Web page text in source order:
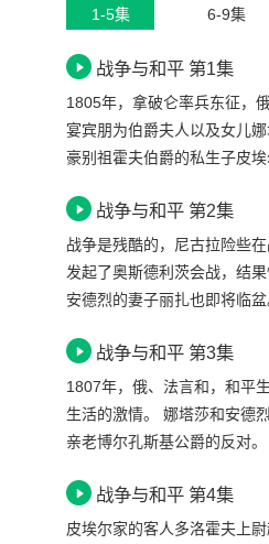
1-5集 6-9集
战争与和平 第1集
1805年，拿破仑率兵东征，
宴宾朋为伯爵夫人以及女儿娜塔莎庆祝命名日。 赴宴的有安德烈·博尔孔斯基公爵及公爵夫人
豪别祖霍夫伯爵的私生子皮埃尔·别祖霍夫等等。 席间，传来了沙皇向法军宣战的消息，有
送到了莫斯科郊外父亲的庄园，托付给
摇身一变成为莫斯科的顶级富豪，成为社交界的宠儿。 一直对皮埃尔的家产垂
连娜嫁给皮埃尔，从而获得
战争与和平 第2集
战争是残酷的，尼古拉险些在战争
发起了奥斯德利茨会战，结果惨败，伤亡惨重。 在战役中安德烈公爵也英勇地倒在了血泊中
安德烈的妻子丽扎也即将临盆。 然而没过多久，被救的安德烈伤愈归来，不想却只见了妻子最后一面，他的妻子就因难产去世，安德烈万念俱
战争与和平 第3集
1807年，俄、法言和，和平
生活的激情。 娜塔莎和安德烈在舞会上见过一面之后，互相产生了好感，随后安德烈造访罗斯托夫家，他决定追求娜塔莎，可是这个想法却遭到他的父
战争与和平 第4集
皮埃尔家的客人多洛霍夫上